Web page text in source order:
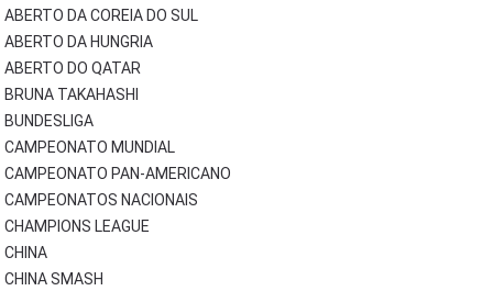
ABERTO DA COREIA DO SUL
ABERTO DA HUNGRIA
ABERTO DO QATAR
BRUNA TAKAHASHI
BUNDESLIGA
CAMPEONATO MUNDIAL
CAMPEONATO PAN-AMERICANO
CAMPEONATOS NACIONAIS
CHAMPIONS LEAGUE
CHINA
CHINA SMASH